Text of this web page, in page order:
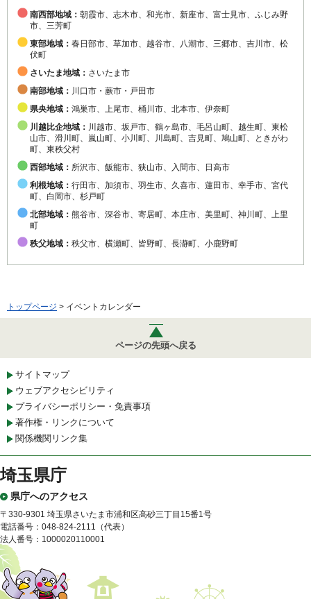
南西部地域： 朝霞市、志木市、和光市、新座市、富士見市、ふじみ野
市、三芳町
東部地域： 春日部市、草加市、越谷市、八潮市、三郷市、吉川市、松
伏町
さいたま地域： さいたま市
南部地域： 川口市・蕨市・戸田市
県央地域： 鴻巣市、上尾市、桶川市、北本市、伊奈町
川越比企地域： 川越市、坂戸市、鶴ヶ島市、毛呂山町、越生町、東松
山市、滑川町、嵐山町、小川町、川島町、吉見町、鳩山町、ときがわ
町、東秩父村
西部地域： 所沢市、飯能市、狭山市、入間市、日高市
利根地域： 行田市、加須市、羽生市、久喜市、蓮田市、幸手市、宮代
町、白岡市、杉戸町
北部地域： 熊谷市、深谷市、寄居町、本庄市、美里町、神川町、上里
町
秩父地域： 秩父市、横瀬町、皆野町、長瀞町、小鹿野町
トップページ > イベントカレンダー
ページの先頭へ戻る
サイトマップ
ウェブアクセシビリティ
プライバシーポリシー・免責事項
著作権・リンクについて
関係機関リンク集
埼玉県庁
県庁へのアクセス
〒330-9301 埼玉県さいたま市浦和区高砂三丁目15番1号
電話番号：048-824-2111（代表）
法人番号：1000020110001